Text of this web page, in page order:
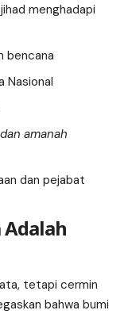
menghadapi
bencana
Nasional
amanah
dan pejabat
tetapi cermin
bahwa bumi